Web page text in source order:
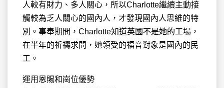
人較有財力、多人關心，所以Charlotte繼續主動接
觸較為乏人關心的國內人，才發現國內人思維的特
別。事奉期間，Charlotte知道英國不是她的工場，
在半年的祈禱求問，她領受的福音對象是國內的民
工。
運用恩賜和崗位優勢